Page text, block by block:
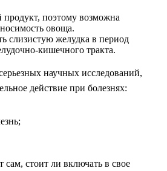
поэтому возможна
овоща.
слизистую желудка в период
кишечного тракта.
научных исследований,
действие при болезнях:
стоит ли включать в свое